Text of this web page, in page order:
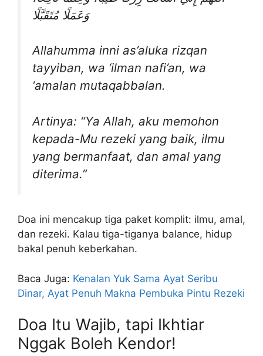
وَعَمَلًا مُتَقَبَّلًا
Allahumma inni as’aluka rizqan
tayyiban, wa ‘ilman nafi’an, wa
‘amalan mutaqabbalan.
Artinya: “Ya Allah, aku memohon
kepada-Mu rezeki yang baik, ilmu
yang bermanfaat, dan amal yang
diterima.”
Doa ini mencakup tiga paket komplit: ilmu, amal,
dan rezeki. Kalau tiga-tiganya balance, hidup
bakal penuh keberkahan.
Baca Juga: Kenalan Yuk Sama Ayat Seribu
Dinar, Ayat Penuh Makna Pembuka Pintu Rezeki
Doa Itu Wajib, tapi Ikhtiar
Nggak Boleh Kendor!